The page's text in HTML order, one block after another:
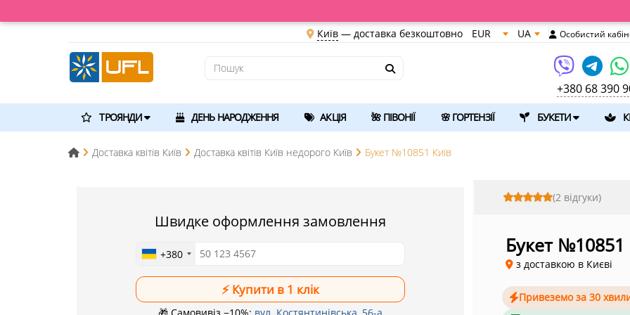
Київ — доставка безкоштовно EUR UA Особистий
+380 68 390
ТРОЯНДИ ДЕНЬ НАРОДЖЕННЯ АКЦІЯ 🌺 ПІВОНІЇ 🌸 ГОРТЕНЗІЇ БУКЕТИ
Доставка квітів Київ Доставка квітів Київ недорого Київ Букет №10851 Київ
Швидке оформлення замовлення
+380
(2 відгуки)
Букет №10851
з доставкою в Києві
Привеземо за 30